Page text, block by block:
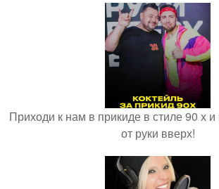
Приходи к нам в прикиде в стиле 90 х
от руки вверх!